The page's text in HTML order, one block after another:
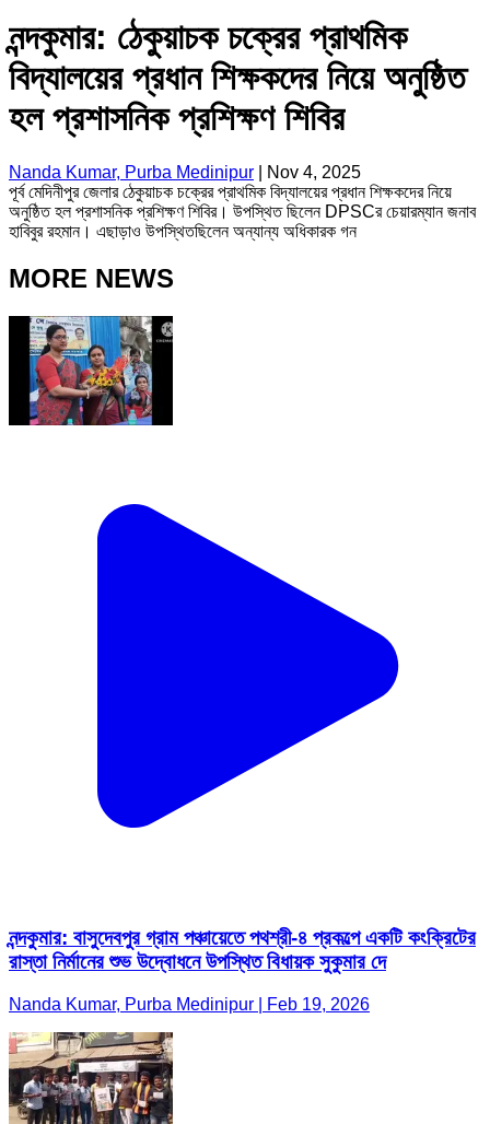
নন্দকুমার: ঠেকুয়াচক চক্রের প্রাথমিক
বিদ্যালয়ের প্রধান শিক্ষকদের নিয়ে অনুষ্ঠিত
হল প্রশাসনিক প্রশিক্ষণ শিবির
Nanda Kumar, Purba Medinipur
Nov 4, 2025
পূর্ব মেদিনীপুর জেলার ঠেকুয়াচক চক্রের প্রাথমিক বিদ্যালয়ের প্রধান শিক্ষকদের নিয়ে
অনুষ্ঠিত হল প্রশাসনিক প্রশিক্ষণ শিবির। উপস্থিত ছিলেন DPSCর চেয়ারম্যান জনাব
হাবিবুর রহমান। এছাড়াও উপস্থিতছিলেন অন্যান্য অধিকারক গন
MORE NEWS
নন্দকুমার: বাসুদেবপুর গ্রাম পঞ্চায়েতে পথশ্রী-৪ প্রকল্পে একটি কংক্রিটের
রাস্তা নির্মানের শুভ উদ্বোধনে উপস্থিত বিধায়ক সুকুমার দে
Nanda Kumar, Purba Medinipur | Feb 19, 2026